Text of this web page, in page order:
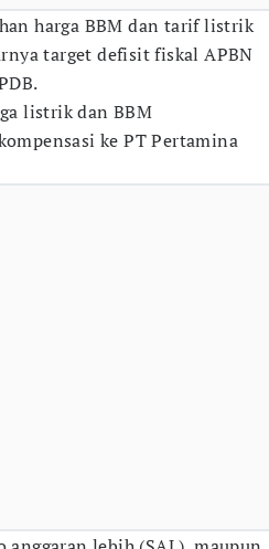
harga BBM dan tarif listrik
target defisit fiskal APBN
listrik dan BBM
ke PT Pertamina